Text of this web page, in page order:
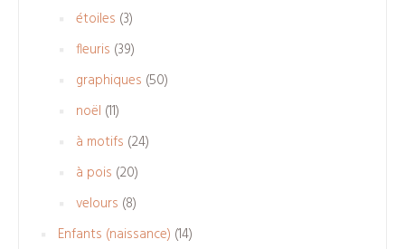
étoiles 33
produits
fleuris 3939
produits
graphiques 5050
noël 1111
produits
à motifs 2424
à pois 2020
produits
velours 88
produits
Enfants (naissance) 1414